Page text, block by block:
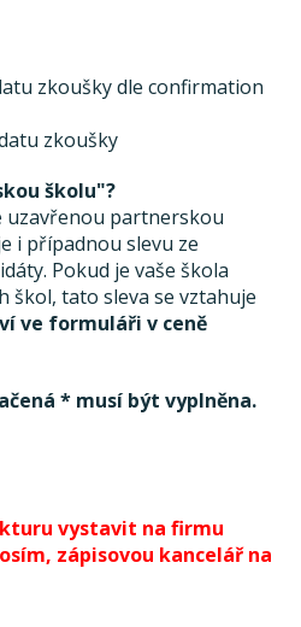
zkoušky dle confirmation
zkoušky
školu"?
uzavřenou partnerskou
i případnou slevu ze
Pokud je vaše škola
škol, tato sleva se vztahuje
ve formuláři v ceně
* musí být vyplněna.
vystavit na firmu
zápisovou kancelář na